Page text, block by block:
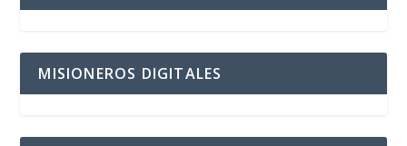
MISIONEROS DIGITALES